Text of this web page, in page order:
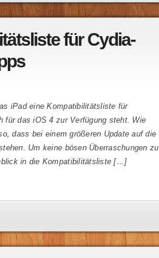
für Cydia-
iPad eine Kompatibilitätsliste für
für das iOS 4 zur Verfügung steht. Wie
dass bei einem größeren Update auf die
Um keine bösen Überraschungen zu
in die Kompatibilitätsliste […]